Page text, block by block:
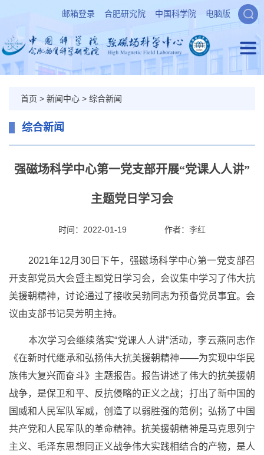
邮箱登录 合肥研究院 中国科学院 电脑版
首页 > 新闻中心 > 综合新闻
综合新闻
强磁场科学中心第一党支部开展“党课人人讲”
主题党日学习会
时间：2022-01-19 作者： 李红
2021年12月30日下午，强磁场科学中心第一党支部召
开支部党员大会暨主题党日学习会，会议集中学习了伟大抗
美援朝精神，讨论通过了接收吴勃同志为预备党员事宜。会
议由支部书记吴芳明主持。
本次学习会继续落实“党课人人讲”活动，李云燕同志作
《在新时代继承和弘扬伟大抗美援朝精神——为实现中华民
族伟大复兴而奋斗》主题报告。报告讲述了伟大的抗美援朝
战争，是保卫和平、反抗侵略的正义之战；打出了新中国的
国威和人民军队军威，创造了以弱胜强的范例；弘扬了中国
共产党和人民军队的革命精神。抗美援朝精神是马克思列宁
主义、毛泽东思想同正义战争伟大实践相结合的产物，是人